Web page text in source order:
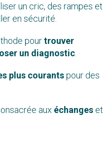
un cric, des rampes et
en sécurité.
pourtrouver
un diagnostic
plus courantspour des
aux échanges et